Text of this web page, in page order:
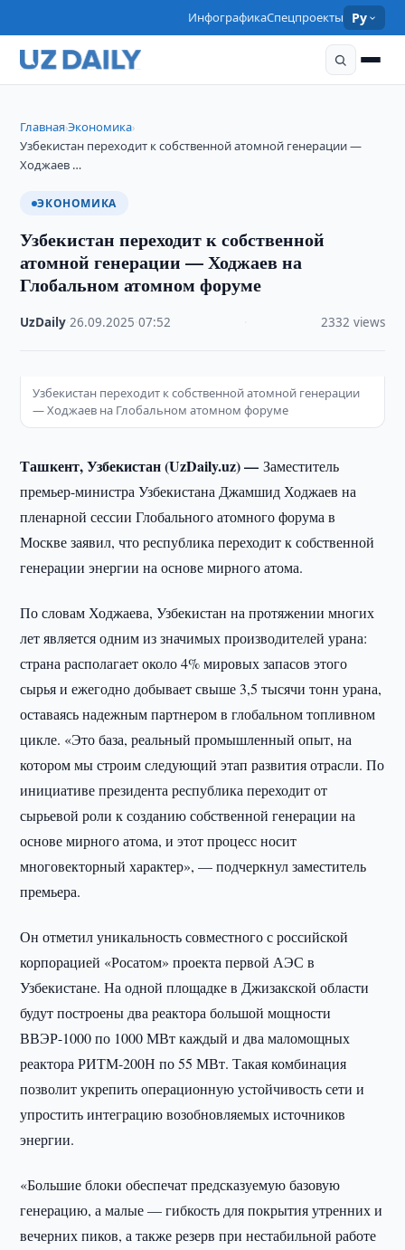
ИнфографикаСпецпроекты Ру
Главная›Экономика›
Узбекистан переходит к собственной атомной генерации —
Ходжаев …
ЭКОНОМИКА
Узбекистан переходит к собственной
атомной генерации — Ходжаев на
Глобальном атомном форуме
UzDaily ·26.09.2025 ·07:52 2332 views
Узбекистан переходит к собственной атомной генерации
— Ходжаев на Глобальном атомном форуме
Ташкент, Узбекистан (UzDaily.uz) —Заместитель
премьер-министра Узбекистана Джамшид Ходжаев на
пленарной сессии Глобального атомного форума в
Москве заявил, что республика переходит к собственной
генерации энергии на основе мирного атома.
По словам Ходжаева, Узбекистан на протяжении многих
лет является одним из значимых производителей урана:
страна располагает около 4% мировых запасов этого
сырья и ежегодно добывает свыше 3,5 тысячи тонн урана,
оставаясь надежным партнером в глобальном топливном
цикле. «Это база, реальный промышленный опыт, на
котором мы строим следующий этап развития отрасли. По
инициативе президента республика переходит от
сырьевой роли к созданию собственной генерации на
основе мирного атома, и этот процесс носит
многовекторный характер», — подчеркнул заместитель
премьера.
Он отметил уникальность совместного с российской
корпорацией «Росатом» проекта первой АЭС в
Узбекистане. На одной площадке в Джизакской области
будут построены два реактора большой мощности
ВВЭР-1000 по 1000 МВт каждый и два маломощных
реактора РИТМ-200Н по 55 МВт. Такая комбинация
позволит укрепить операционную устойчивость сети и
упростить интеграцию возобновляемых источников
энергии.
«Большие блоки обеспечат предсказуемую базовую
генерацию, а малые — гибкость для покрытия утренних и
вечерних пиков, а также резерв при нестабильной работе